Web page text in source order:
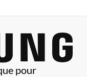
pour